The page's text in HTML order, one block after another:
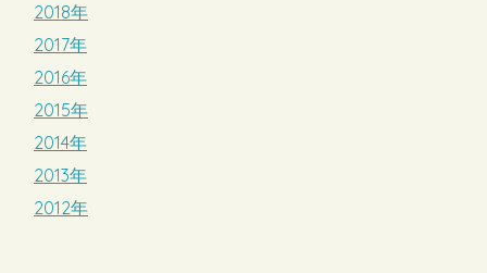
2018年
2017年
2016年
2015年
2014年
2013年
2012年